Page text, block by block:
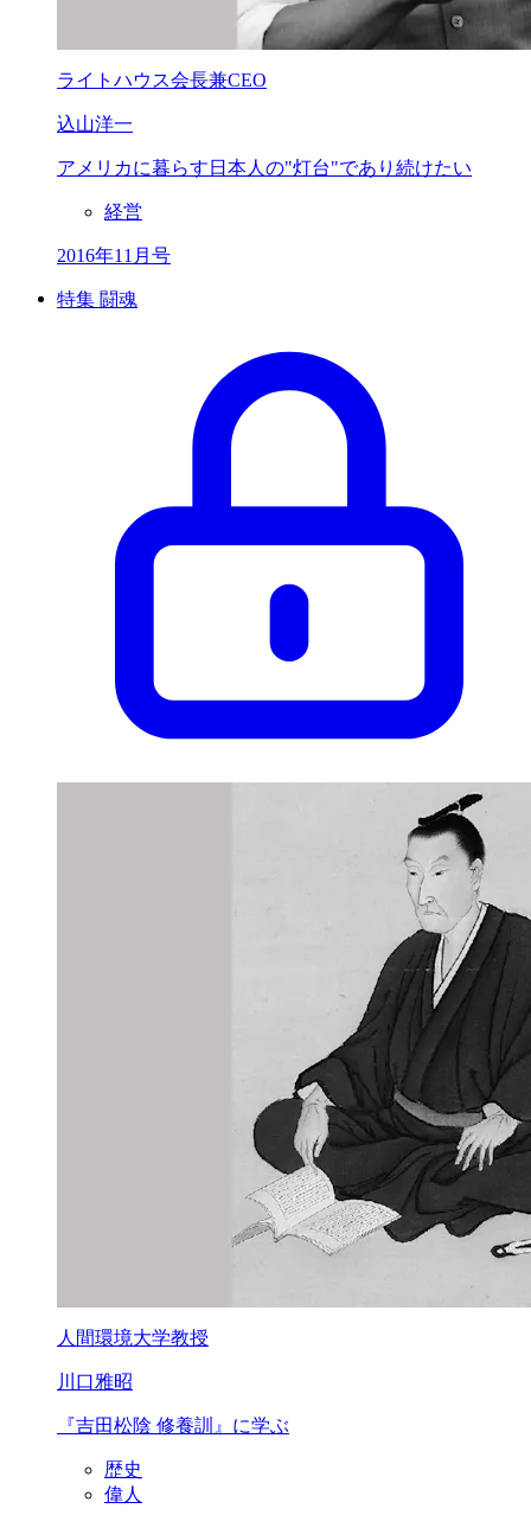
ライトハウス会長兼CEO
込山洋一
アメリカに暮らす 日本人の"灯台"であり続けたい
経営
2016年11月号
特集 闘魂
人間環境大学教授
川口雅昭
『吉田松陰 修養訓』 に学ぶ
歴史
偉人